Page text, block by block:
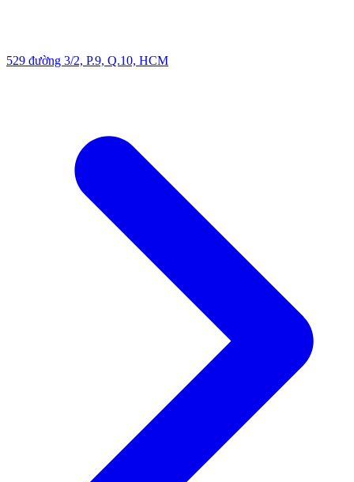
529 đường 3/2, P.9, Q.10, HCM